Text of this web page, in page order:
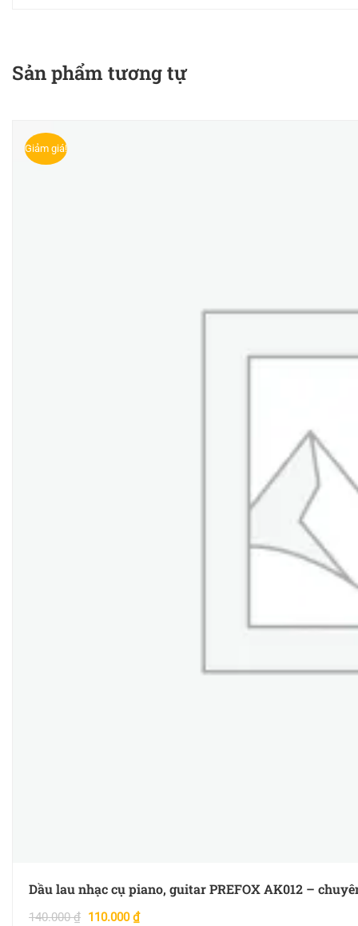
Sản phẩm tương tự
Giảm giá!
Dầu lau nhạc cụ piano, guitar PREFOX AK012 –
140.000₫ 110.000₫